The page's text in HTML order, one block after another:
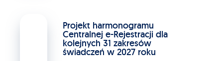
Projekt harmonogramu
Centralnej e-Rejestracji dla
kolejnych 31 zakresów
świadczeń w 2027 roku